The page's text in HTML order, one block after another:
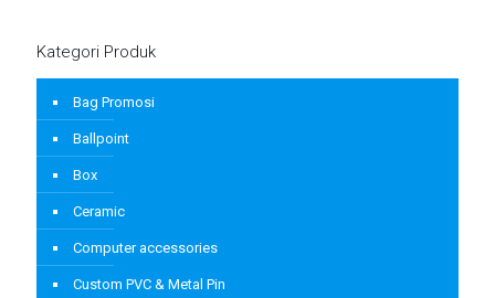
Kategori Produk
Bag Promosi
Ballpoint
Box
Ceramic
Computer accessories
Custom PVC & Metal Pin